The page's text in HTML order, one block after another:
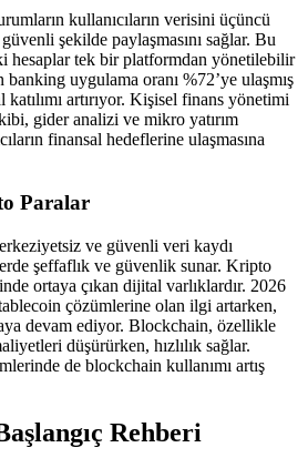
kullanıcıların verisini üçüncü
şekilde paylaşmasını sağlar. Bu
hesaplar tek bir platformdan yönetilebilir
uygulama oranı %72’ye ulaşmış
artırıyor. Kişisel finans yönetimi
gider analizi ve mikro yatırım
finansal hedeflerine ulaşmasına
Paralar
ve güvenli veri kaydı
şeffaflık ve güvenlik sunar. Kripto
ortaya çıkan dijital varlıklardır. 2026
çözümlerine olan ilgi artarken,
devam ediyor. Blockchain, özellikle
düşürürken, hızlılık sağlar.
de blockchain kullanımı artış
Rehberi